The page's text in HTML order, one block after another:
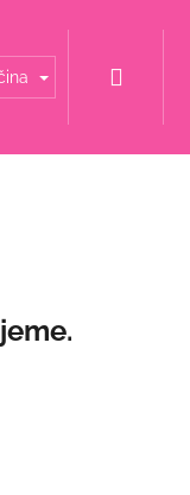
Šaty za super cenu